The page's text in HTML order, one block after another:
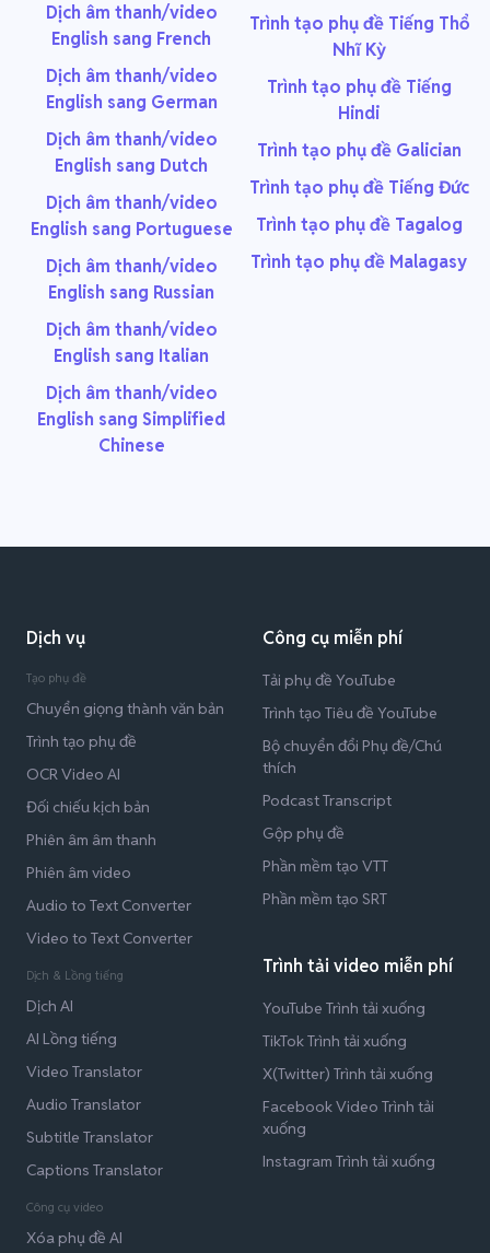
Dịch âm thanh/video
English sang French
Dịch âm thanh/video
English sang German
Dịch âm thanh/video
English sang Dutch
Dịch âm thanh/video
English sang Portuguese
Dịch âm thanh/video
English sang Russian
Dịch âm thanh/video
English sang Italian
Dịch âm thanh/video
English sang Simplified
Chinese
Trình tạo phụ đề Tiếng Thổ
Nhĩ Kỳ
Trình tạo phụ đề Tiếng
Hindi
Trình tạo phụ đề Galician
Trình tạo phụ đề Tiếng Đức
Trình tạo phụ đề Tagalog
Trình tạo phụ đề Malagasy
Dịch vụ
Tạo phụ đề
Chuyển giọng thành văn bản
Trình tạo phụ đề
OCR Video AI
Đối chiếu kịch bản
Phiên âm âm thanh
Phiên âm video
Audio to Text Converter
Video to Text Converter
Dịch & Lồng tiếng
Dịch AI
AI Lồng tiếng
Video Translator
Audio Translator
Subtitle Translator
Captions Translator
Công cụ video
Xóa phụ đề AI
Công cụ miễn phí
Tải phụ đề YouTube
Trình tạo Tiêu đề YouTube
Bộ chuyển đổi Phụ đề/Chú
thích
Podcast Transcript
Gộp phụ đề
Phần mềm tạo VTT
Phần mềm tạo SRT
Trình tải video miễn phí
YouTube Trình tải xuống
TikTok Trình tải xuống
X(Twitter) Trình tải xuống
Facebook Video Trình tải
xuống
Instagram Trình tải xuống